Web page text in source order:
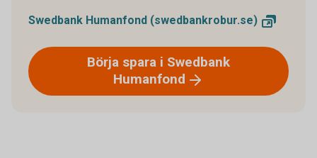
Swedbank Humanfond (swedbankrobur.se)
Börja spara i Swedbank
Humanfond